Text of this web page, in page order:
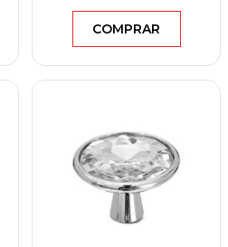
COMPRAR